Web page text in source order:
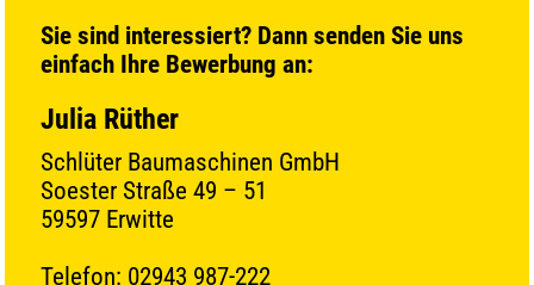
Sie sind interessiert? Dann senden Sie uns
einfach Ihre Bewerbung an:
Julia Rüther
Schlüter Baumaschinen GmbH
Soester Straße 49 – 51
59597 Erwitte
Telefon: 02943 987-222